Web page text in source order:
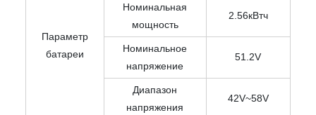
Параметр
батареи
Номинальная
мощность
2.56кВтч
Номинальное
напряжение
51.2V
Диапазон
напряжения
42V~58V